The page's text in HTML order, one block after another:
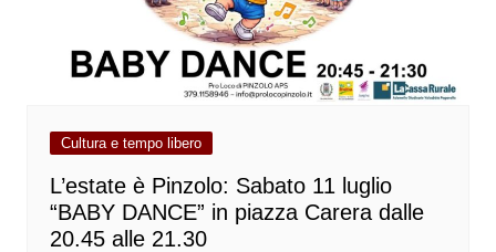
Cultura e tempo libero
L’estate è Pinzolo: Sabato 11 luglio
“BABY DANCE” in piazza Carera dalle
20.45 alle 21.30